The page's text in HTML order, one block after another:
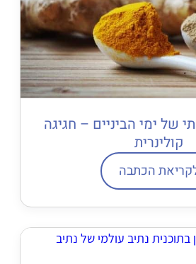
של ימי הביניים – חגיגה
קולינרית
הכתבה